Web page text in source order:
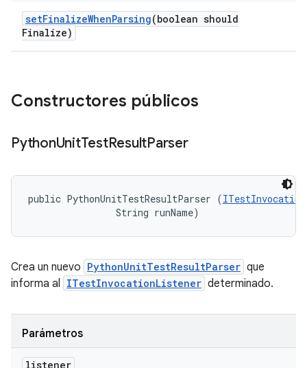
setFinalizeWhenParsing(boolean should
Finalize)
Constructores públicos
PythonUnitTestResultParser
public PythonUnitTestResultParser (
                String runName)
Crea un nuevo PythonUnitTestResultParser que
informa al ITestInvocationListener determinado.
Parámetros
listener